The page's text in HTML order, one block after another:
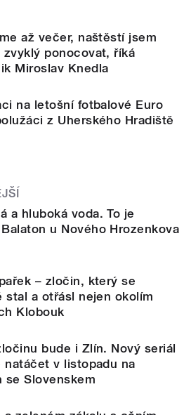
až večer, naštěstí jsem
ponocovat, říká
Miroslav Knedla
na letošní fotbalové Euro
z Uherského Hradiště
a hluboká voda. To je
u Nového Hrozenkova
– zločin, který se
stal a otřásl nejen okolím
Klobouk
bude i Zlín. Nový seriál
natáčet v listopadu na
se Slovenskem